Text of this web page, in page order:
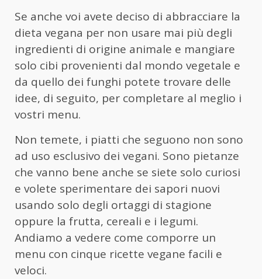
Se anche voi avete deciso di abbracciare la
dieta vegana per non usare mai più degli
ingredienti di origine animale e mangiare
solo cibi provenienti dal mondo vegetale e
da quello dei funghi potete trovare delle
idee, di seguito, per completare al meglio i
vostri menu.
Non temete, i piatti che seguono non sono
ad uso esclusivo dei vegani. Sono pietanze
che vanno bene anche se siete solo curiosi
e volete sperimentare dei sapori nuovi
usando solo degli ortaggi di stagione
oppure la frutta, cereali e i legumi.
Andiamo a vedere come comporre un
menu con cinque ricette vegane facili e
veloci.